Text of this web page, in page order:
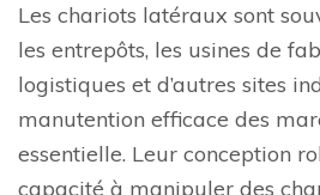
Les chariots latéraux sont
les entrepôts, les usines de
logistiques et d’autres sites
manutention efficace des
essentielle. Leur conception
capacité à manipuler des